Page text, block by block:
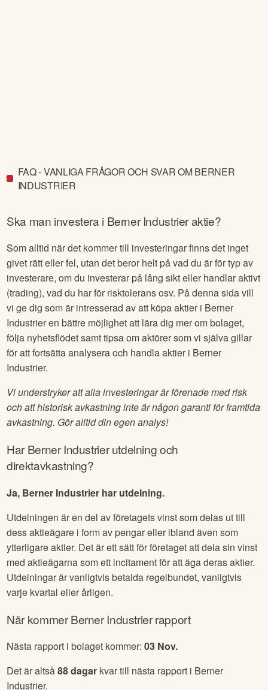
FAQ - VANLIGA FRÅGOR OCH SVAR OM BERNER
INDUSTRIER
Ska man investera i Berner Industrieraktie?
Som alltid när det kommer till investeringar finns det inget
givet rätt eller fel, utan det beror helt på vad du är för typ av
investerare, om du investerar på lång sikt eller handlar aktivt
(trading), vad du har för risktolerans osv. På denna sida vill
vi ge dig som är intresserad av att köpa aktier i Berner
Industrieren bättre möjlighet att lära dig mer om bolaget,
följa nyhetsflödet samt tipsa om aktörer som vi själva gillar
för att fortsätta analysera och handla aktier i Berner
Industrier.
Vi understryker att alla investeringar är förenade med risk
och att historisk avkastning inte är någon garanti för framtida
avkastning. Gör alltid din egen analys!
HarBerner Industrierutdelning och
direktavkastning?
Ja, Berner Industrier har utdelning.
Utdelningen är en del av företagets vinst som delas ut till
dess aktieägare i form av pengar eller ibland även som
ytterligare aktier. Det är ett sätt för företaget att dela sin vinst
med aktieägarna som ett incitament för att äga deras aktier.
Utdelningar är vanligtvis betalda regelbundet, vanligtvis
varje kvartal eller årligen.
När kommerBerner Industrierrapport
Nästa rapport i bolaget kommer:03 Nov.
Det är altså88dagar kvar till nästa rapport i Berner
Industrier.